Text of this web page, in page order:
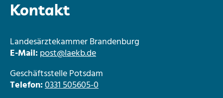
Kontakt
Landesärztekammer Brandenburg
E-Mail:post@laekb.de
Geschäftsstelle Potsdam
Telefon:0331 505605-0